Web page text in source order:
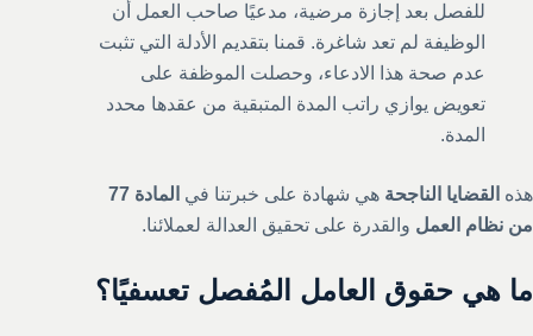
للفصل بعد إجازة مرضية، مدعيًا صاحب العمل أن
الوظيفة لم تعد شاغرة. قمنا بتقديم الأدلة التي تثبت
عدم صحة هذا الادعاء، وحصلت الموظفة على
تعويض يوازي راتب المدة المتبقية من عقدها محدد
المدة.
هذه القضايا الناجحة هي شهادة على خبرتنا في
المادة 77
من نظام العمل والقدرة على تحقيق العدالة لعملائنا.
ما هي حقوق العامل المُفصل تعسفيًا؟